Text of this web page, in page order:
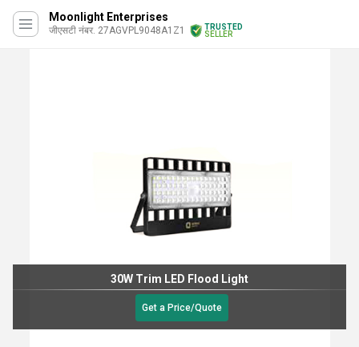
Moonlight Enterprises
जीएसटी नंबर. 27AGVPL9048A1Z1
TRUSTED
SELLER
30W Trim LED Flood Light
Get a Price/Quote